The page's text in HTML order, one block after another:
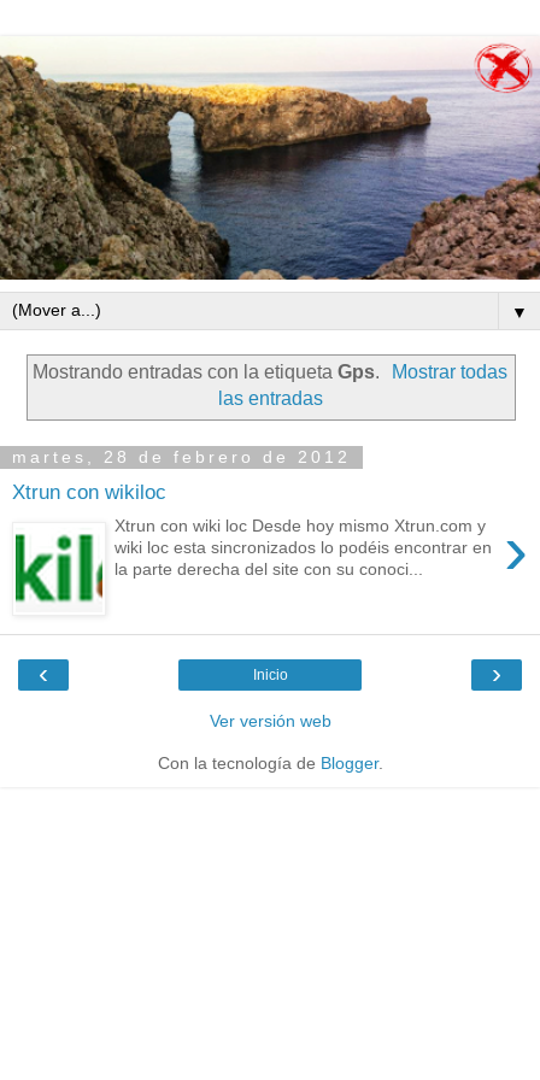
▼
Mostrando entradas con la etiqueta Gps.
Mostrar todas
las entradas
martes, 28 de febrero de 2012
Xtrun con wikiloc
›
Xtrun con wiki loc Desde hoy mismo Xtrun.com y
wiki loc esta sincronizados lo podéis encontrar en
la parte derecha del site con su conoci...
‹ ›
Inicio
Ver versión web
Con la tecnología de Blogger.